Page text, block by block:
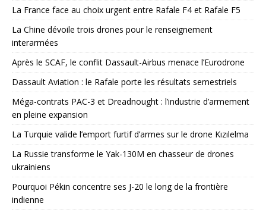
La France face au choix urgent entre Rafale F4 et Rafale F5
La Chine dévoile trois drones pour le renseignement
interarmées
Après le SCAF, le conflit Dassault-Airbus menace l’Eurodrone
Dassault Aviation : le Rafale porte les résultats semestriels
Méga-contrats PAC-3 et Dreadnought : l’industrie d’armement
en pleine expansion
La Turquie valide l’emport furtif d’armes sur le drone Kızılelma
La Russie transforme le Yak-130M en chasseur de drones
ukrainiens
Pourquoi Pékin concentre ses J-20 le long de la frontière
indienne